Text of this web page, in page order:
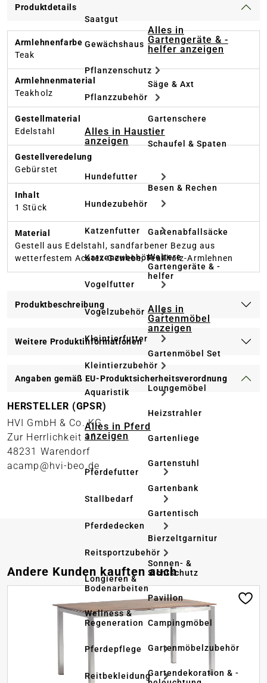
Saatgut
Gewächshaus
Pflanzenschutz
Pflanzzubehör
Alles in Haustier
anzeigen
Hundefutter
Hundezubehör
Katzenfutter
Katzenzubehör
Vogelfutter
Vogelzubehör
Kleintierfutter
Kleintierzubehör
Aquaristik
Alles in Pferd
anzeigen
Pferdefutter
Stallbedarf
Pferdedecken
Reitsportzubehör
Longieren &
Bodenarbeiten
Wellness &
Regeneration
Pferdepflege
Reitbekleidung
Alles in
Gartengeräte & -
helfer anzeigen
Säge & Axt
Gartenschere
Schaufel & Spaten
Besen & Rechen
Gartenabfallsäcke
Weitere
Gartengeräte & -
helfer
Alles in
Gartenmöbel
anzeigen
Gartenmöbel Set
Loungemöbel
Heizstrahler
Gartenliege
Gartenstuhl
Gartenbank
Gartentisch
Bierzeltgarnitur
Sonnen- &
Sichtschutz
Pavillon
Campingmöbel
Gartenmöbelzubehör
Gartendekoration & -
Produktdetails
Armlehnenfarbe
Teak
Armlehnenmaterial
Teakholz
Gestellmaterial
Edelstahl
Gestellveredelung
Gebürstet
Inhalt
1 Stück
Material
Gestell aus Edelstahl, sandfarbener Bezug aus
wetterfestem Acatex-Gewebe, Teakholz-Armlehnen
Produktbeschreibung
Weitere Produktinformationen
Angaben gemäß EU-Produktsicherheitsverordnung
HERSTELLER (GPSR)
HVI GmbH & Co. KG
Zur Herrlichkeit 16
48231 Warendorf
acamp@hvi-beo.de
Produktgalerie überspringen
Andere Kunden kauften auch